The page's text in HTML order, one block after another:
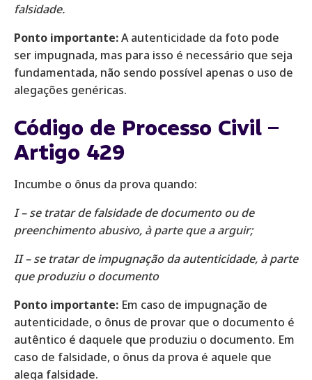
falsidade.
Ponto importante:A autenticidade da foto pode
ser impugnada, mas para isso é necessário que seja
fundamentada, não sendo possível apenas o uso de
alegações genéricas.
Código de Processo Civil –
Artigo 429
Incumbe o ônus da prova quando:
I – se tratar de falsidade de documento ou de
preenchimento abusivo, à parte que a arguir;
II – se tratar de impugnação da autenticidade, à parte
que produziu o documento
Ponto importante: Em caso de impugnação de
autenticidade, o ônus de provar que o documento é
autêntico é daquele que produziu o documento. Em
caso de falsidade, o ônus da prova é aquele que
alega falsidade.